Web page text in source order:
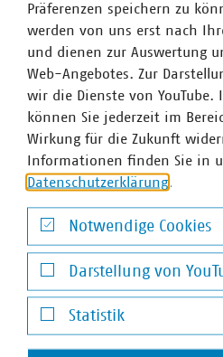
und Wärmenetze. Vor diesem
folgerichtig, dass die kürzlich
Schleswig-Holstein
Stadtwerke und
den Regionen benennt und die
durch kleinere Anlagen aus
stärken will. Wir als VKU-
Kommunalwirtschaft hier
beispielsweise durch unser neu
Wasserstoffnetzwerk, das
Forschung und Wirtschaft
In der Landesgruppe Nord sind
Unternehmen im VKU
Mitgliedsunternehmen in der
jährlich Investitionen in Höhe
Präferenzen speichern zu
werden von uns erst nach
und dienen zur Auswertung
Web-Angebotes. Zur
wir die Dienste von YouTube.
können Sie jederzeit im
Wirkung für die Zukunft
Informationen finden Sie in
Datenschutzerklärung.
Notwendige Cookies
Notwendige Cookies
Darstellung von
Darstellung von YouTube-
Statistik
Statistik